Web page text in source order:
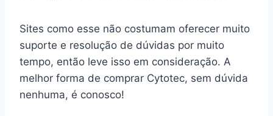
Sites como esse não costumam oferecer muito
suporte e resolução de dúvidas por muito
tempo, então leve isso em consideração. A
melhor forma de comprar Cytotec, sem dúvida
nenhuma, é conosco!